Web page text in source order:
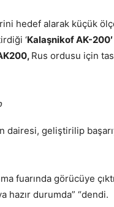
hedef alarak küçük
‘Kalaşnikof AK-200′
Rus ordusu için
dairesi, geliştirilip
fuarında görücüye
hazır durumda” “dendi.